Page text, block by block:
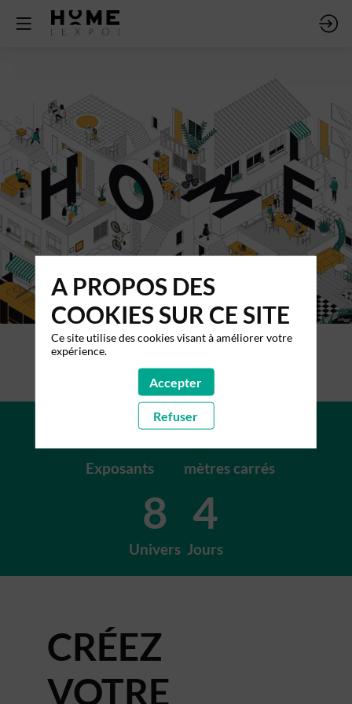
+200
Exposants
+15K
mètres carrés
8
Univers
4
Jours
CRÉEZ
VOTRE
A PROPOS DES
COOKIES SUR CE SITE
Ce site utilise des cookies visant à améliorer votre
expérience.
Accepter
Refuser